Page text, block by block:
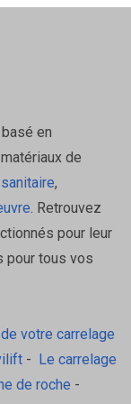
de
la formation
Acier
résistante à
de salle
Mat est
avec
en
de
sanitaire,
. Retrouvez
pour leur
pour tous vos
votre carrelage
- Le carrelage
de roche -